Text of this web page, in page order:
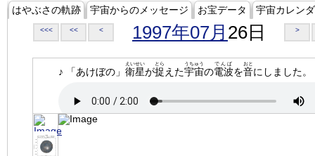
はやぶさの軌跡 宇宙からのメッセージ お宝データ 宇宙カレン
<<< << < 1997年07月 26日 >
♪ 「あけぼの」 衛星
えいせい
が捉
とら
えた宇宙
うちゅう
の電波
でんぱ
を音
おと
にしました。